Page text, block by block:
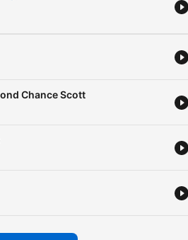
Chance Scott